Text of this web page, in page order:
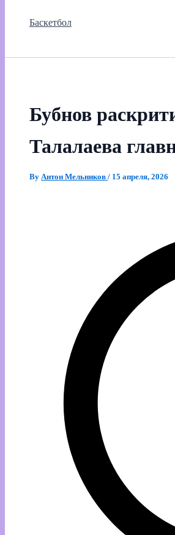
Баскетбол
Бубнов
Талалаева
By Антон Мельников / 15 апреля, 2026